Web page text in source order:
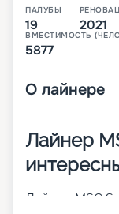
ПАЛУБЫ
19 2021
ВМЕСТИМОСТЬ
5877
О лайнере
Лайнер
Лайнер MSC